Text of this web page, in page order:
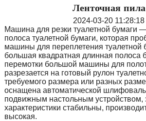
Ленточная пила
2024-03-20 11:28:18
Машина для резки туалетной бумаги
полоса туалетной бумаги, которая
машины для переплетения туалетной
большая квадратная длинная полоса
перемотки большой машины для
разрезается на готовый рулон
требуемого размера или разных
оснащена автоматической
подвижным настольным устройством,
характеристики стабильны,
высокая.